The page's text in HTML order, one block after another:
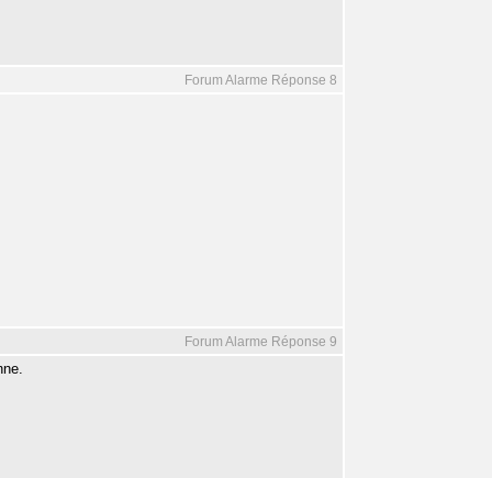
Forum Alarme Réponse 8
Forum Alarme Réponse 9